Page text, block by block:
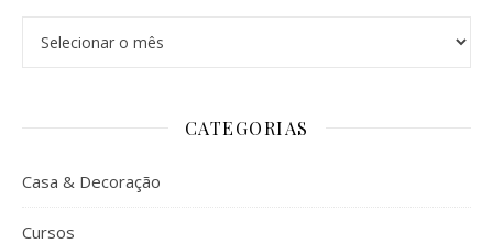
CATEGORIAS
Casa & Decoração
Cursos